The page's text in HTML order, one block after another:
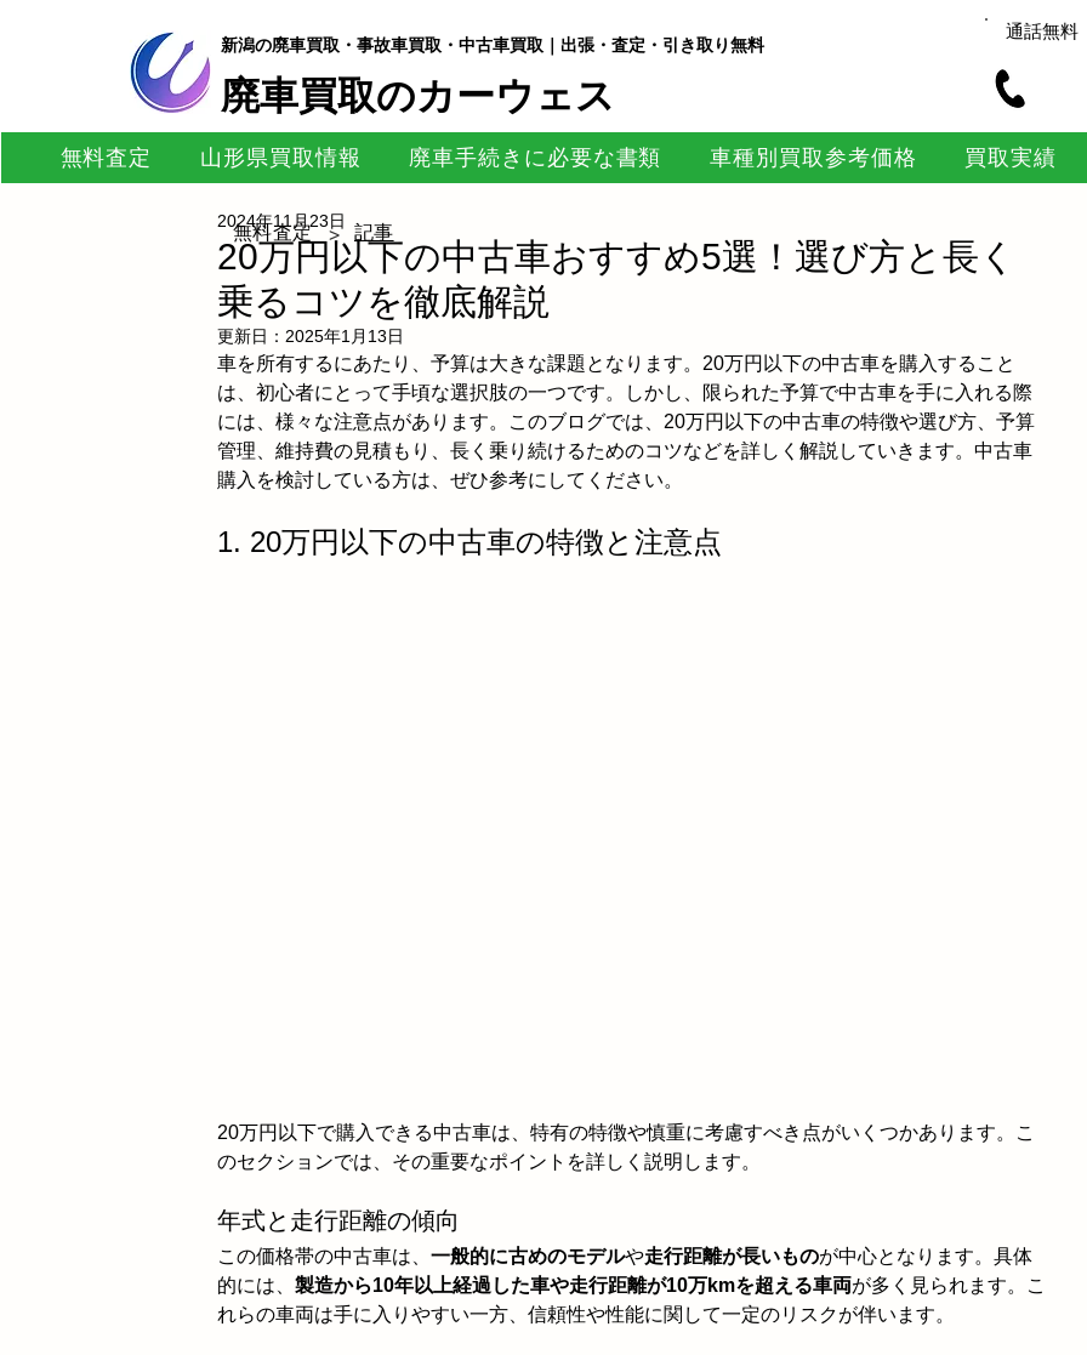
新潟の廃車買取・事故車買取・中古車買取｜出張・査定・引き取り無料
​廃車買取のカーウェス
通話無料
無料査定 山形県買取情報 廃車手続きに必要な書類 車種別買取参考価格 買取実績
20万円以下の中古車おすすめ5選！選び方と長く
乗るコツを徹底解説
2024年11月23日
更新日： 2025年1月13日
車を所有するにあたり、予算は大きな課題となります。20万円以下の中古車を購入すること
は、初心者にとって手頃な選択肢の一つです。しかし、限られた予算で中古車を手に入れる際
には、様々な注意点があります。このブログでは、20万円以下の中古車の特徴や選び方、予算
管理、維持費の見積もり、長く乗り続けるためのコツなどを詳しく解説していきます。中古車
購入を検討している方は、ぜひ参考にしてください。
1. 20万円以下の中古車の特徴と注意点
20万円以下で購入できる中古車は、特有の特徴や慎重に考慮すべき点がいくつかあります。こ
のセクションでは、その重要なポイントを詳しく説明します。
年式と走行距離の傾向
この価格帯の中古車は、 一般的に古めのモデルや走行距離が長いものが中心となります。具体
的には、 製造から10年以上経過した車や走行距離が10万kmを超える車両が多く見られます。こ
れらの車両は手に入りやすい一方、信頼性や性能に関して一定のリスクが伴います。
無料査定 > 記事